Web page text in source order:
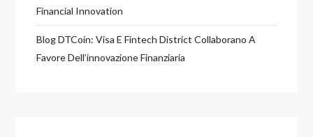
Financial Innovation
Blog DTCoin: Visa E Fintech District Collaborano A
Favore Dell’innovazione Finanziaria